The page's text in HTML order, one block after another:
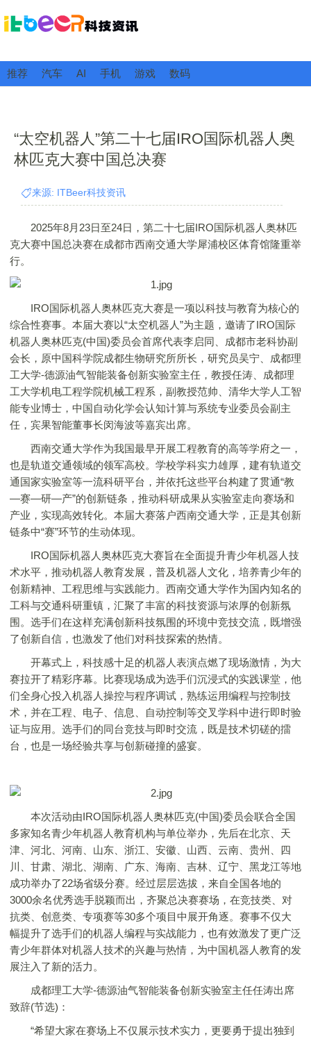
推荐 汽车 AI 手机 游戏 数码
“太空机器人”第二十七届IRO国际机器人奥
林匹克大赛中国总决赛
来源: ITBeer科技资讯
2025年8月23日至24日，第二十七届IRO国际机器人奥林匹
克大赛中国总决赛在成都市西南交通大学犀浦校区体育馆隆重举
行。
IRO国际机器人奥林匹克大赛是一项以科技与教育为核心的
综合性赛事。本届大赛以“太空机器人”为主题，邀请了IRO国际
机器人奥林匹克(中国)委员会首席代表李启同、成都市老科协副
会长，原中国科学院成都生物研究所所长，研究员吴宁、成都理
工大学-德源油气智能装备创新实验室主任，教授任涛、成都理
工大学机电工程学院机械工程系，副教授范帅、清华大学人工智
能专业博士，中国自动化学会认知计算与系统专业委员会副主
任，宾果智能董事长闵海波等嘉宾出席。
西南交通大学作为我国最早开展工程教育的高等学府之一，
也是轨道交通领域的领军高校。学校学科实力雄厚，建有轨道交
通国家实验室等一流科研平台，并依托这些平台构建了贯通“教
—赛—研—产”的创新链条，推动科研成果从实验室走向赛场和
产业，实现高效转化。本届大赛落户西南交通大学，正是其创新
链条中“赛”环节的生动体现。
IRO国际机器人奥林匹克大赛旨在全面提升青少年机器人技
术水平，推动机器人教育发展，普及机器人文化，培养青少年的
创新精神、工程思维与实践能力。西南交通大学作为国内知名的
工科与交通科研重镇，汇聚了丰富的科技资源与浓厚的创新氛
围。选手们在这样充满创新科技氛围的环境中竞技交流，既增强
了创新自信，也激发了他们对科技探索的热情。
开幕式上，科技感十足的机器人表演点燃了现场激情，为大
赛拉开了精彩序幕。比赛现场成为选手们沉浸式的实践课堂，他
们全身心投入机器人操控与程序调试，熟练运用编程与控制技
术，并在工程、电子、信息、自动控制等交叉学科中进行即时验
证与应用。选手们的同台竞技与即时交流，既是技术切磋的擂
台，也是一场经验共享与创新碰撞的盛宴。
本次活动由IRO国际机器人奥林匹克(中国)委员会联合全国
多家知名青少年机器人教育机构与单位举办，先后在北京、天
津、河北、河南、山东、浙江、安徽、山西、云南、贵州、四
川、甘肃、湖北、湖南、广东、海南、吉林、辽宁、黑龙江等地
成功举办了22场省级分赛。经过层层选拔，来自全国各地的
3000余名优秀选手脱颖而出，齐聚总决赛赛场，在竞技类、对
抗类、创意类、专项赛等30多个项目中展开角逐。赛事不仅大
幅提升了选手们的机器人编程与实战能力，也有效激发了更广泛
青少年群体对机器人技术的兴趣与热情，为中国机器人教育的发
展注入了新的活力。
成都理工大学-德源油气智能装备创新实验室主任任涛出席
致辞(节选)：
“希望大家在赛场上不仅展示技术实力，更要勇于提出独到